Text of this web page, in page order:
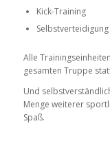
Kick-Training
Alle
gesamten Truppe
Und
Menge weiterer
Spaß.